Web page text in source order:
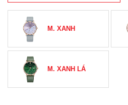
M. XANH
M. XANH LÁ